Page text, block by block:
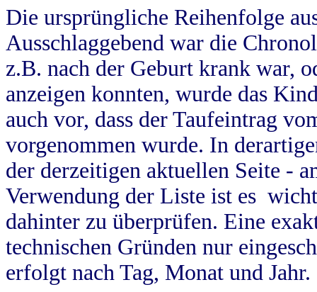
Die ursprüngliche Reihenfolge
Ausschlaggebend war die
z.B. nach der Geburt krank war,
anzeigen konnten, wurde das
auch vor, dass der Taufeintrag
vorgenommen wurde. In
der derzeitigen aktuellen Seite -
Verwendung der Liste ist es
dahinter zu überprüfen. Eine
technischen Gründen nur
erfolgt nach Tag, Monat und Jahr.